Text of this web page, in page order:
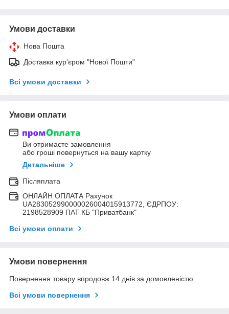
Умови доставки
Нова Пошта
Доставка кур'єром "Нової Пошти"
Всі умови доставки
Умови оплати
Ви отримаєте замовлення
або гроші повернуться на вашу картку
Детальніше
Післяплата
ОНЛАЙН ОПЛАТА Рахунок
UA283052990000026004015913772, ЄДРПОУ:
2198528909 ПАТ КБ "Приватбанк"
Всі умови оплати
Умови повернення
Повернення товару впродовж 14 днів за домовленістю
Всі умови повернення